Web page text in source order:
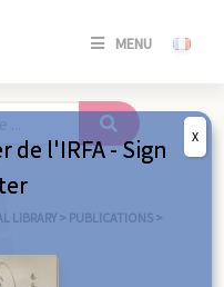
MENU
SE
/
LIBRARY > PUBLICATIONS >
l'IRFA - Sign
X